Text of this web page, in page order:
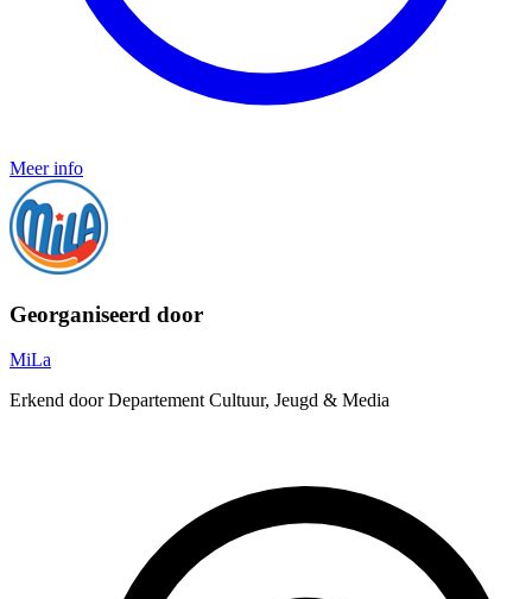
Meer info
Georganiseerd door
MiLa
Erkend door Departement Cultuur, Jeugd & Media